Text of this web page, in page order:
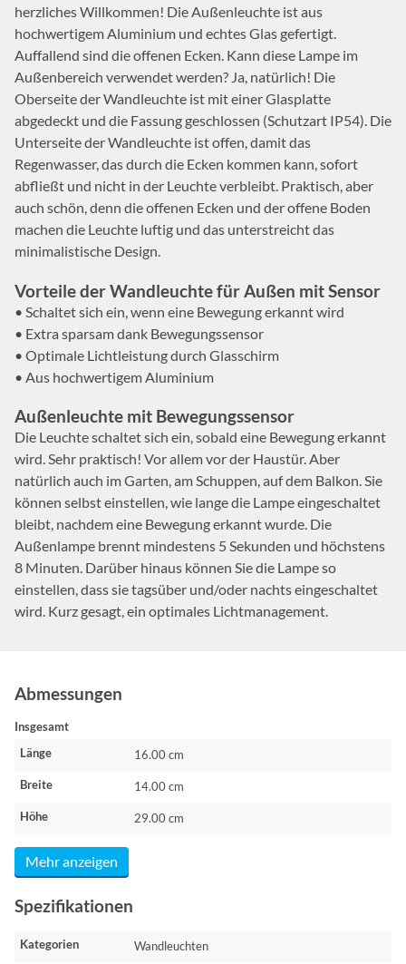
herzliches Willkommen! Die Außenleuchte ist aus
hochwertigem Aluminium und echtes Glas gefertigt.
Auffallend sind die offenen Ecken. Kann diese Lampe im
Außenbereich verwendet werden? Ja, natürlich! Die
Oberseite der Wandleuchte ist mit einer Glasplatte
abgedeckt und die Fassung geschlossen (Schutzart IP54). Die
Unterseite der Wandleuchte ist offen, damit das
Regenwasser, das durch die Ecken kommen kann, sofort
abfließt und nicht in der Leuchte verbleibt. Praktisch, aber
auch schön, denn die offenen Ecken und der offene Boden
machen die Leuchte luftig und das unterstreicht das
minimalistische Design.
Vorteile der Wandleuchte für Außen mit Sensor
• Schaltet sich ein, wenn eine Bewegung erkannt wird
• Extra sparsam dank Bewegungssensor
• Optimale Lichtleistung durch Glasschirm
• Aus hochwertigem Aluminium
Außenleuchte mit Bewegungssensor
Die Leuchte schaltet sich ein, sobald eine Bewegung erkannt
wird. Sehr praktisch! Vor allem vor der Haustür. Aber
natürlich auch im Garten, am Schuppen, auf dem Balkon. Sie
können selbst einstellen, wie lange die Lampe eingeschaltet
bleibt, nachdem eine Bewegung erkannt wurde. Die
Außenlampe brennt mindestens 5 Sekunden und höchstens
8 Minuten. Darüber hinaus können Sie die Lampe so
einstellen, dass sie tagsüber und/oder nachts eingeschaltet
wird. Kurz gesagt, ein optimales Lichtmanagement.
Abmessungen
Insgesamt
Länge
16.00 cm
Breite 14.00 cm
Höhe 29.00 cm
Mehr anzeigen
Spezifikationen
Kategorien Wandleuchten